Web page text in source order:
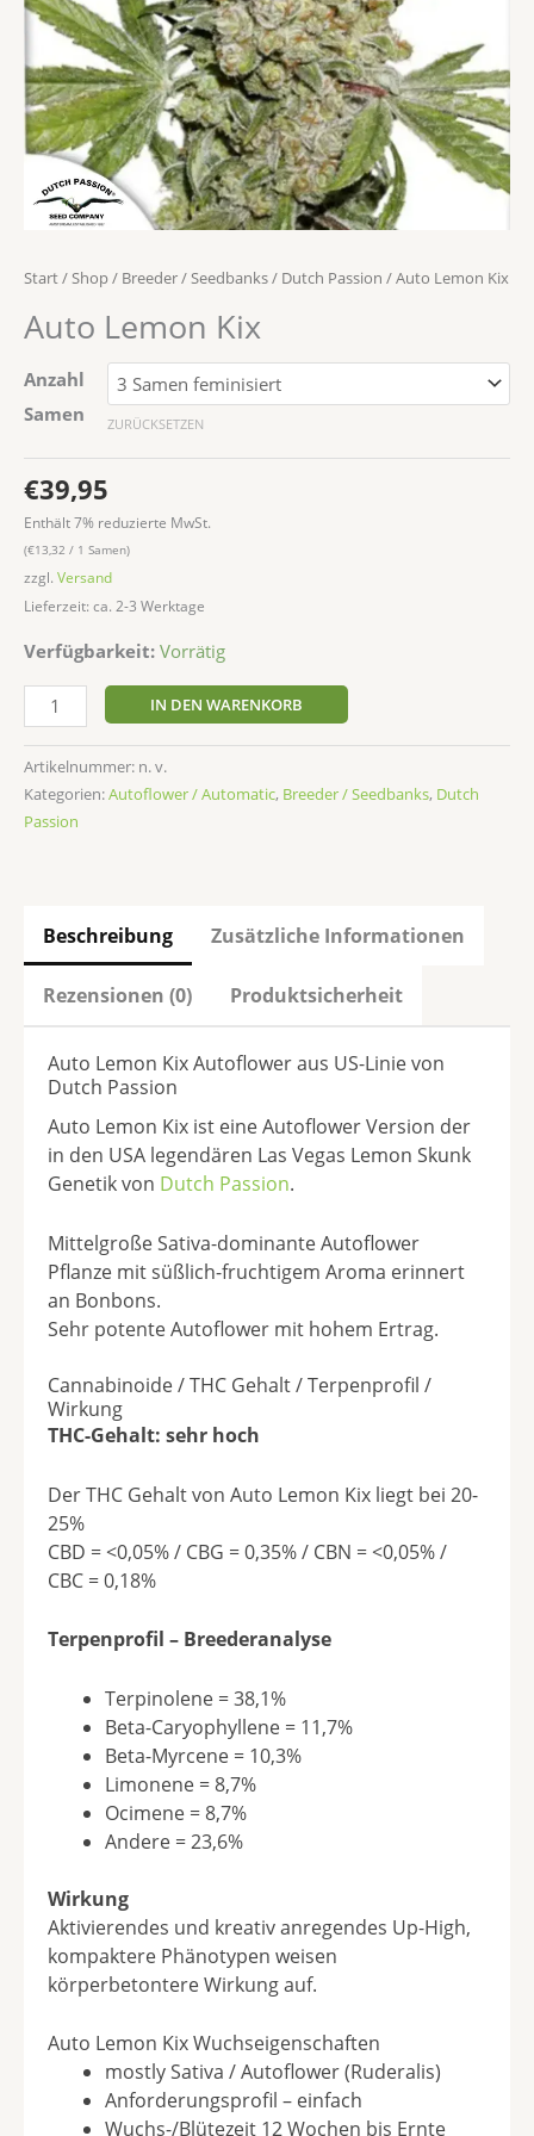
Start/Shop/ Breeder / Seedbanks/ Dutch Passion / Auto Lemon Kix
Auto Lemon Kix
Anzahl
Samen
ZURÜCKSETZEN
€39,95
Enthält 7% reduzierte MwSt.
(€13,32 / 1 Samen)
zzgl. Versand
Lieferzeit: ca. 2-3 Werktage
Verfügbarkeit: Vorrätig
IN DEN WARENKORB
Artikelnummer: n. v.
Kategorien:Autoflower / Automatic, Breeder / Seedbanks, Dutch
Passion
Beschreibung Zusätzliche Informationen
Rezensionen (0) Produktsicherheit
Auto Lemon Kix Autoflower aus US-Linie von
Dutch Passion
Auto Lemon Kix ist eine Autoflower Version der
in den USA legendären Las Vegas Lemon Skunk
Genetik von Dutch Passion.
Mittelgroße Sativa-dominante Autoflower
Pflanze mit süßlich-fruchtigem Aroma erinnert
an Bonbons.
Sehr potente Autoflower mit hohem Ertrag.
Cannabinoide / THC Gehalt / Terpenprofil /
Wirkung
THC-Gehalt: sehr hoch
Der THC Gehalt von Auto Lemon Kix liegt bei 20-
25%
CBD = <0,05% / CBG = 0,35% / CBN = <0,05% /
CBC = 0,18%
Terpenprofil – Breederanalyse
Terpinolene = 38,1%
Beta-Caryophyllene = 11,7%
Beta-Myrcene = 10,3%
Limonene = 8,7%
Ocimene = 8,7%
Andere = 23,6%
Wirkung
Aktivierendes und kreativ anregendes Up-High,
kompaktere Phänotypen weisen
körperbetontere Wirkung auf.
Auto Lemon Kix Wuchseigenschaften
mostly Sativa / Autoflower (Ruderalis)
Anforderungsprofil – einfach
Wuchs-/Blütezeit 12 Wochen bis Ernte